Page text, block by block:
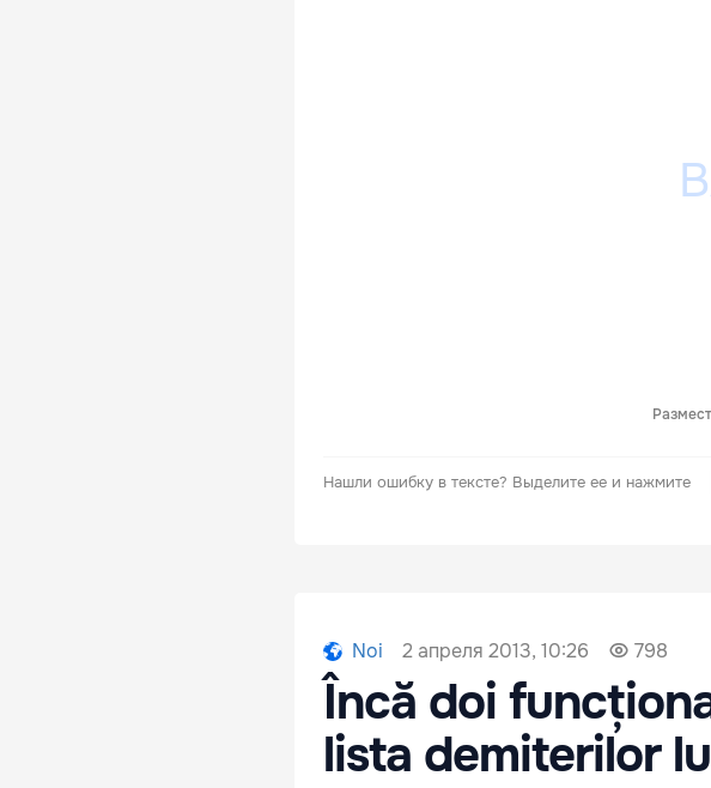
Нашли ошибку в тексте? Выделите ее и нажмите
Noi 2 апреля 2013, 10:26 798
Încă doi
lista demiterilor